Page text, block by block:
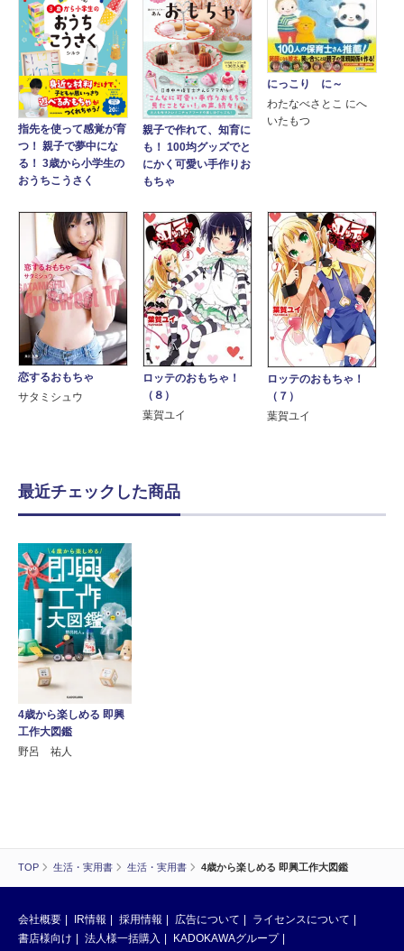
TOP 生活・実用書 生活・実用書 4歳から楽しめる 即興工作大図鑑
指先を使って感覚が育
つ！ 親子で夢中にな
る！ 3歳から小学生の
おうちこうさく
親子で作れて、知育に
も！ 100均グッズでと
にかく可愛い手作りお
もちゃ
にっこり に～
わたなべさとこ にへ
いたもつ
恋するおもちゃ
サタミシュウ
ロッテのおもちゃ！
（８）
葉賀ユイ
ロッテのおもちゃ！
（７）
葉賀ユイ
最近チェックした商品
4歳から楽しめる 即興
工作大図鑑
野呂 祐人
会社概要 IR情報 採用情報 広告について
ライセンスについて
書店様向け
法人様一括購入
KADOKAWAグループ